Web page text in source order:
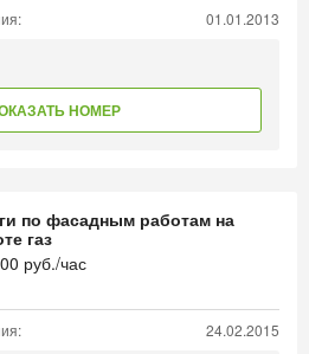
01.01.2013
НОМЕР
по фасадным работам на
газ
руб./час
24.02.2015